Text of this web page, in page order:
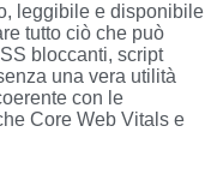
leggibile e disponibile
tutto ciò che può
bloccanti, script
una vera utilità
con le
Core Web Vitals e